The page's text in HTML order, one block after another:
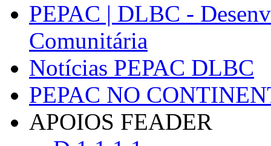
PEPAC | DLBC -
Comunitária
Notícias PEPAC DLBC
PEPAC NO
APOIOS FEADER